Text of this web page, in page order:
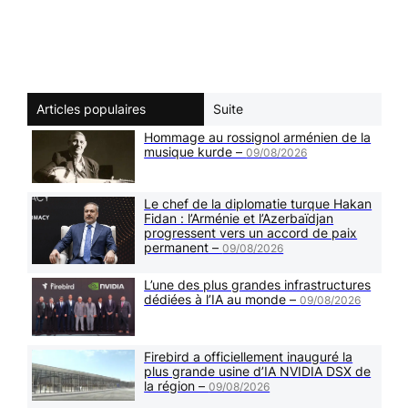
Articles populaires
Suite
Hommage au rossignol arménien de la
musique kurde –09/08/2026
Le chef de la diplomatie turque Hakan
Fidan : l’Arménie et l’Azerbaïdjan
progressent vers un accord de paix
permanent –09/08/2026
L’une des plus grandes infrastructures
dédiées à l’IA au monde –09/08/2026
Firebird a officiellement inauguré la
plus grande usine d’IA NVIDIA DSX de
la région –09/08/2026